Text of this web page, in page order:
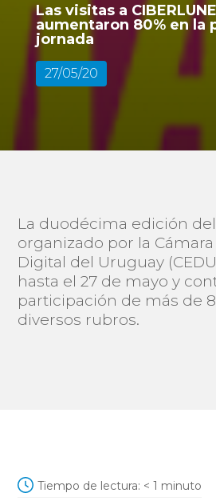
Las visitas a
aumentaron 80% en la
jornada
27/05/20
La duodécima edición
organizado por la
Digital del Uruguay
hasta el 27 de mayo y
participación de más de
diversos rubros.
Tiempo de lectura: < 1 minuto